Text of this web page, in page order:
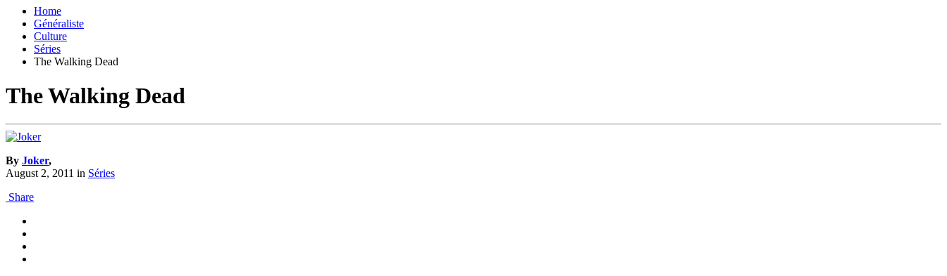
Home
Généraliste
Culture
Séries
The Walking Dead
The Walking Dead
By Joker,
August 2, 2011 in Séries
Share